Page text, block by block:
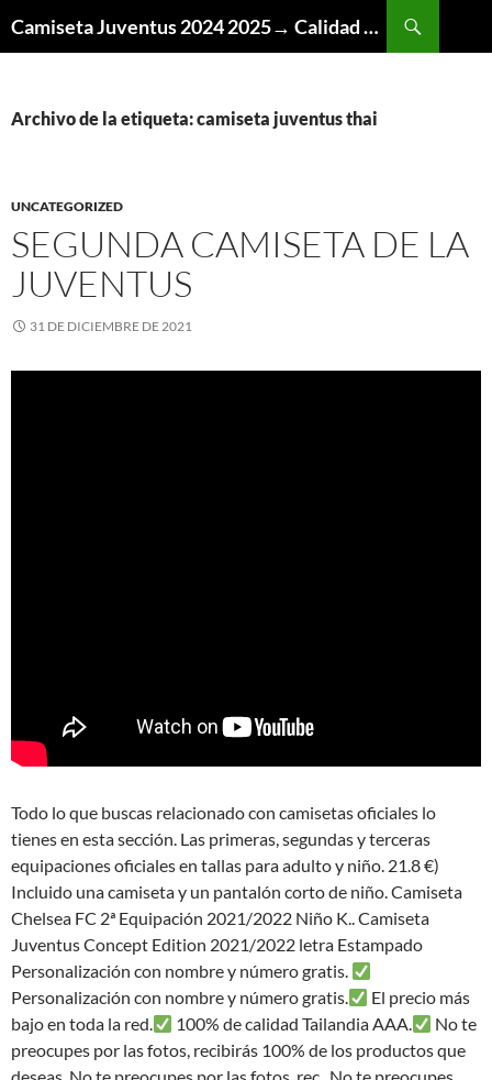
Camiseta Juventus 2024 2025→ Calidad Thai AAA
Archivo de la etiqueta: camiseta juventus thai
UNCATEGORIZED
SEGUNDA CAMISETA DE LA
JUVENTUS
31 DE DICIEMBRE DE 2021
Todo lo que buscas relacionado con camisetas oficiales lo
tienes en esta sección. Las primeras, segundas y terceras
equipaciones oficiales en tallas para adulto y niño. 21.8 €)
Incluido una camiseta y un pantalón corto de niño. Camiseta
Chelsea FC 2ª Equipación 2021/2022 Niño K.. Camiseta
Juventus Concept Edition 2021/2022 letra Estampado
Personalización con nombre y número gratis.
Personalización con nombre y número gratis.
El precio más
bajo en toda la red.
100% de calidad Tailandia AAA.
No te
preocupes por las fotos, recibirás 100% de los productos que